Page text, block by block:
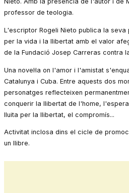
professor de teologia.
L'escriptor Rogeli Nieto publica la seva
per la vida i la llibertat amb el valor
de la Fundació Josep Carreras contra
Una novel·la on l'amor i l'amistat
Catalunya i Cuba. Entre aquests dos
personatges reflecteixen
conquerir la llibertat de l'home,
lluita per la llibertat, el compromís...
Activitat inclosa dins el cicle de
un llibre.